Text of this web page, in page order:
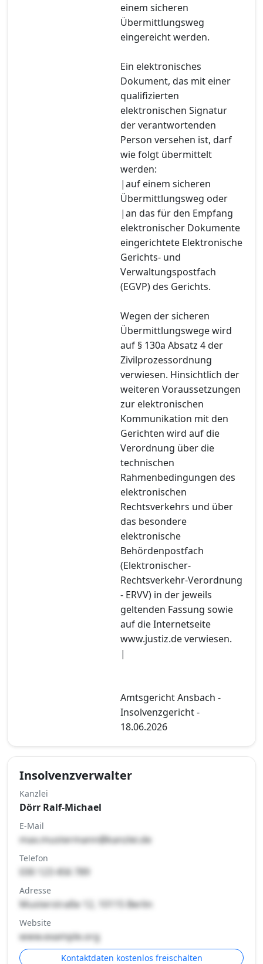
einem sicheren
Übermittlungsweg
eingereicht werden.
Ein elektronisches
Dokument, das mit einer
qualifizierten
elektronischen Signatur
der verantwortenden
Person versehen ist, darf
wie folgt übermittelt
werden:
|auf einem sicheren
Übermittlungsweg oder
|an das für den Empfang
elektronischer Dokumente
eingerichtete Elektronische
Gerichts- und
Verwaltungspostfach
(EGVP) des Gerichts.
Wegen der sicheren
Übermittlungswege wird
auf § 130a Absatz 4 der
Zivilprozessordnung
verwiesen. Hinsichtlich der
weiteren Voraussetzungen
zur elektronischen
Kommunikation mit den
Gerichten wird auf die
Verordnung über die
technischen
Rahmenbedingungen des
elektronischen
Rechtsverkehrs und über
das besondere
elektronische
Behördenpostfach
(Elektronischer-
Rechtsverkehr-Verordnung
- ERVV) in der jeweils
geltenden Fassung sowie
auf die Internetseite
www.justiz.de verwiesen.
|
Amtsgericht Ansbach -
Insolvenzgericht -
18.06.2026
Insolvenzverwalter
Kanzlei
Dörr Ralf-Michael
E-Mail
max.mustermann@kanzlei.de
Telefon
030 123 456 789
Adresse
Musterstraße 12, 10115 Berlin
Website
www.example.org
Kontaktdaten kostenlos freischalten